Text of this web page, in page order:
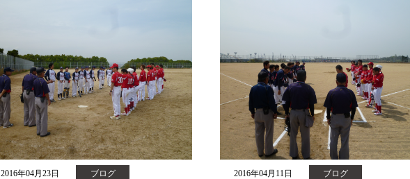
2016年04月23日 ブログ 2016年04月11日 ブログ